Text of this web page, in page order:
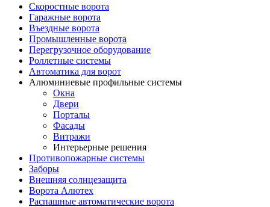
Скоростные ворота
Гаражные ворота
Въездные ворота
Промышленные ворота
Перегрузочное оборудование
Роллетные системы
Автоматика для ворот
Алюминиевые профильные системы
Окна
Двери
Порталы
Фасады
Витражи
Интерьерные решения
Противопожарные системы
Заборы
Внешняя солнцезащита
Ворота Алютех
Распашные автоматические ворота